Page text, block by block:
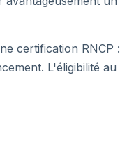
certification RNCP :
L'éligibilité au